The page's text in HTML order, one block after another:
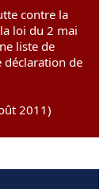
contre la
loi du 2 mai
liste de
déclaration de
2011)